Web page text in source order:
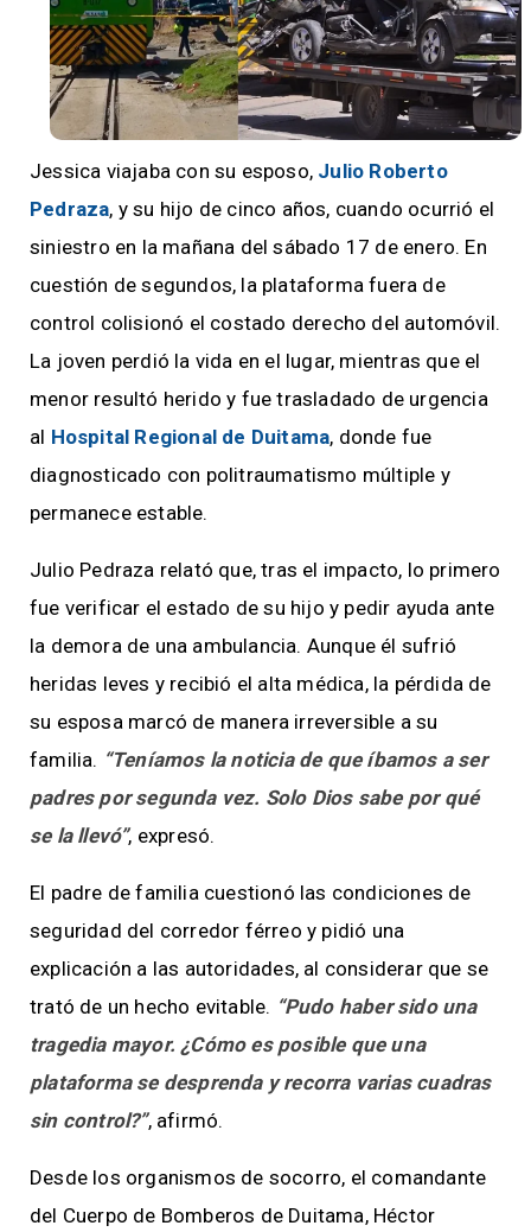
Jessica viajaba con su esposo, Julio Roberto
Pedraza, y su hijo de cinco años, cuando ocurrió el
siniestro en la mañana del sábado 17 de enero. En
cuestión de segundos, la plataforma fuera de
control colisionó el costado derecho del automóvil.
La joven perdió la vida en el lugar, mientras que el
menor resultó herido y fue trasladado de urgencia
al Hospital Regional de Duitama, donde fue
diagnosticado con politraumatismo múltiple y
permanece estable.
Julio Pedraza relató que, tras el impacto, lo primero
fue verificar el estado de su hijo y pedir ayuda ante
la demora de una ambulancia. Aunque él sufrió
heridas leves y recibió el alta médica, la pérdida de
su esposa marcó de manera irreversible a su
familia. “Teníamos la noticia de que íbamos a ser
padres por segunda vez. Solo Dios sabe por qué
se la llevó”, expresó.
El padre de familia cuestionó las condiciones de
seguridad del corredor férreo y pidió una
explicación a las autoridades, al considerar que se
trató de un hecho evitable. “Pudo haber sido una
tragedia mayor. ¿Cómo es posible que una
plataforma se desprenda y recorra varias cuadras
sin control?”, afirmó.
Desde los organismos de socorro, el comandante
del Cuerpo de Bomberos de Duitama, Héctor